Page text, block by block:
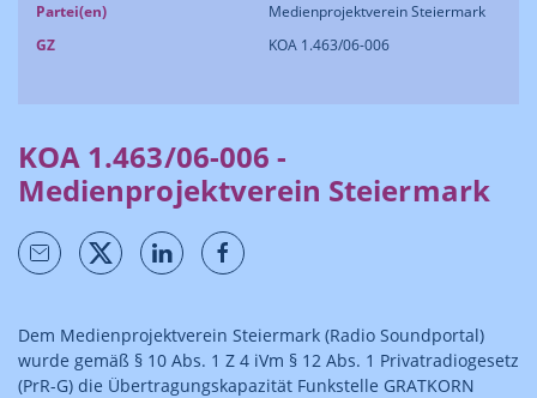
Partei(en)
Medienprojektverein Steiermark
GZ
KOA 1.463/06-006
KOA 1.463/06-006 -
Medienprojektverein Steiermark
Dem Medienprojektverein Steiermark (Radio Soundportal)
wurde gemäß § 10 Abs. 1 Z 4 iVm § 12 Abs. 1 Privatradiogesetz
(PrR-G) die Übertragungskapazität Funkstelle GRATKORN